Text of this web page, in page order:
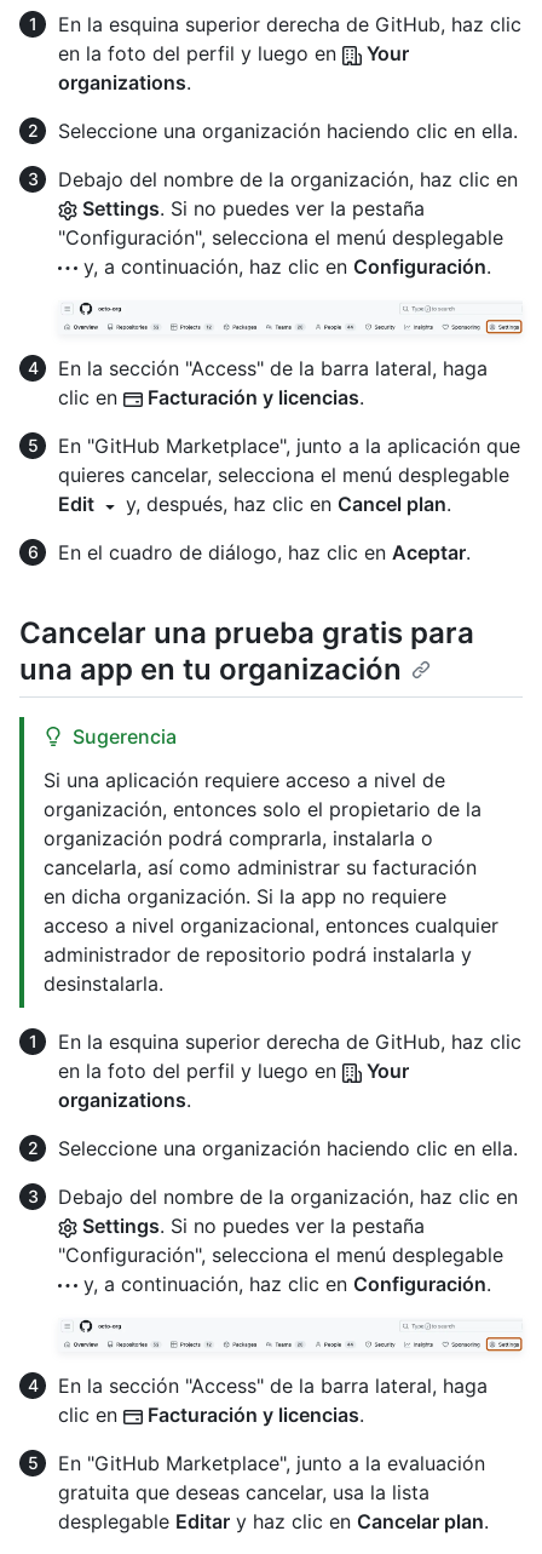
En la esquina superior derecha de GitHub, haz clic
en la foto del perfil y luego en
Your
organizations.
Seleccione una organización haciendo clic en ella.
Debajo del nombre de la organización, haz clic en
Settings. Si no puedes ver la pestaña
"Configuración", selecciona el menú desplegable
y, a continuación, haz clic en Configuración.
En la sección "Access" de la barra lateral, haga
clic en
Facturación y licencias.
En "GitHub Marketplace", junto a la aplicación que
quieres cancelar, selecciona el menú desplegable
Edit
y, después, haz clic en Cancel plan.
En el cuadro de diálogo, haz clic en Aceptar.
Cancelar una prueba gratis para
una app en tu organización
Sugerencia
Si una aplicación requiere acceso a nivel de
organización, entonces solo el propietario de la
organización podrá comprarla, instalarla o
cancelarla, así como administrar su facturación
en dicha organización. Si la app no requiere
acceso a nivel organizacional, entonces cualquier
administrador de repositorio podrá instalarla y
desinstalarla.
En la esquina superior derecha de GitHub, haz clic
en la foto del perfil y luego en
Your
organizations.
Seleccione una organización haciendo clic en ella.
Debajo del nombre de la organización, haz clic en
Settings. Si no puedes ver la pestaña
"Configuración", selecciona el menú desplegable
y, a continuación, haz clic en Configuración.
En la sección "Access" de la barra lateral, haga
clic en
Facturación y licencias.
En "GitHub Marketplace", junto a la evaluación
gratuita que deseas cancelar, usa la lista
desplegable Editar y haz clic en Cancelar plan.